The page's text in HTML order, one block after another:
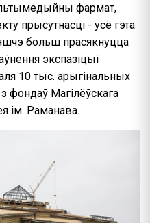
фармат,
прысутнасці - усё гэта
больш прасякнуцца
экспазіцыі
10 тыс. арыгінальных
фондаў Магілёўскага
ім. Раманава.